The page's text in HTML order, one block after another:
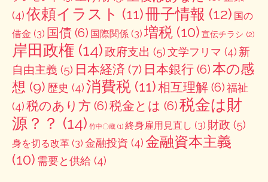
(4)依頼イラスト (11)冊子情報 (12) 国の
借金 (3) 国債 (6) 国際関係 (3) 増税 (10) 宣伝チラシ (2)
岸田政権 (14)政府支出 (5)文学フリマ (4) 新
自由主義 (5) 日本経済 (7) 日本銀行 (6)本の感
想 (9) 歴史 (4)消費税 (11)相互理解 (6)福祉
(4)税のあり方 (6)税金とは (6)税金は財
源？？ (14) 竹中〇蔵 (1) 終身雇用見直し (3) 財政 (5)
身を切る改革 (3) 金融投資 (4)金融資本主義
(10) 需要と供給 (4)